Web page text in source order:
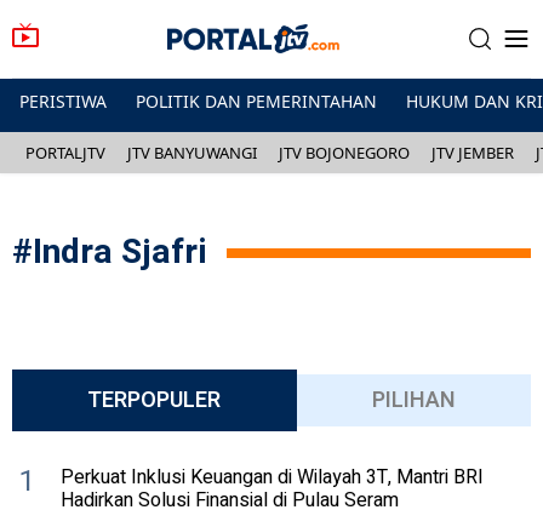
PERISTIWA POLITIK DAN PEMERINTAHAN HUKUM DAN
PORTALJTV JTV BANYUWANGI JTV BOJONEGORO JTV JEMBER
#Indra Sjafri
TERPOPULER PILIHAN
1 Perkuat Inklusi Keuangan di Wilayah 3T, Mantri BRI
Hadirkan Solusi Finansial di Pulau Seram